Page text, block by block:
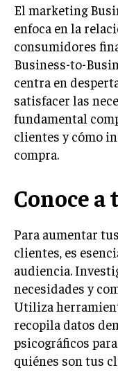
LIFESTYLE
MARKETING
AGENCIAS
AGENCIAS
VENTA DE
MARKETING
VENTAS Y
GESTIÓN DE
GESTIÓN DE
ANÁLISIS DE
GESTIÓN DE
El marketing
enfoca en la
consumidores
Business-to-
centra en
satisfacer las
fundamental
clientes y cómo
compra.
Conoce
Para aumentar
clientes, es
audiencia.
necesidades y
Utiliza
recopila datos
psicográficos
quiénes son tus